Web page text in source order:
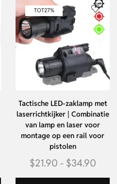
TOT27%
Tactische LED-zaklamp met
laserrichtkijker | Combinatie
van lamp en laser voor
montage op een rail voor
pistolen
$21.90 - $34.90